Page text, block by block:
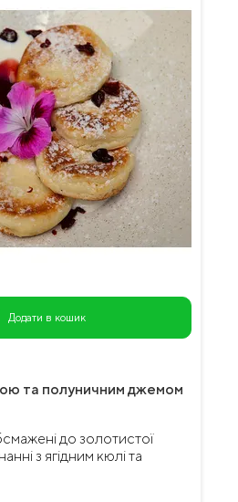
Додати в кошик
та полуничним джемом
до золотистої
з ягідним кюлі та